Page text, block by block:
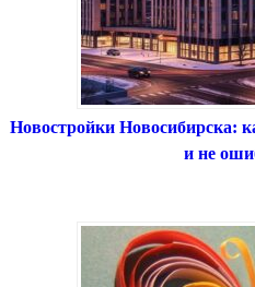
Новостройки Новосибирска:
и не